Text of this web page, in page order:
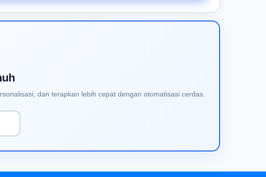
dan terapkan lebih cepat dengan otomatisasi cerdas.